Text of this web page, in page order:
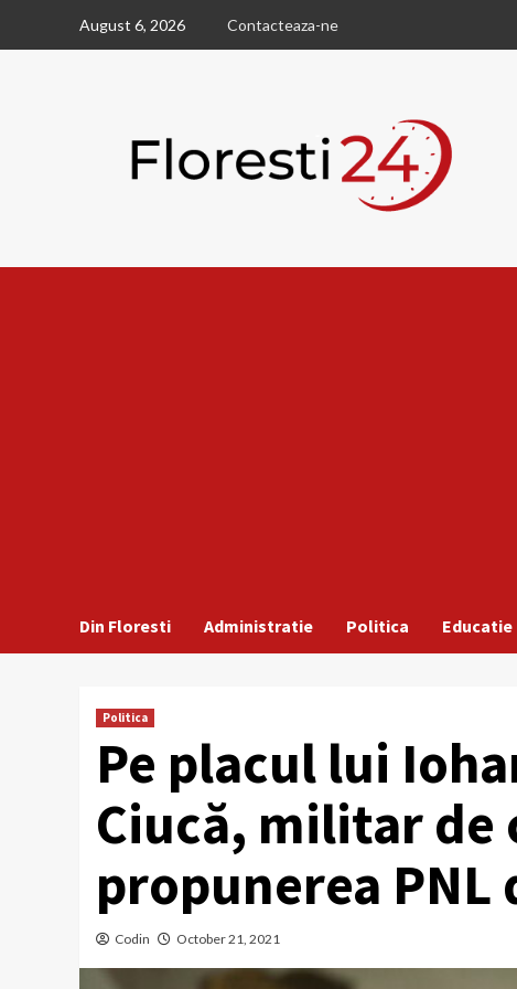
August 6, 2026 Contacteaza-ne
Din Floresti Administratie Politica Educatie
Politica
Pe placul lui
Ciucă, militar de
propunerea PNL
Codin October 21, 2021